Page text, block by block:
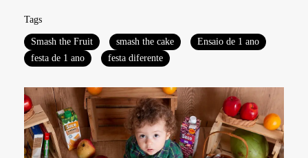
Tags
Smash the Fruit smash the cake
Ensaio de 1 ano
festa de 1 ano
festa diferente